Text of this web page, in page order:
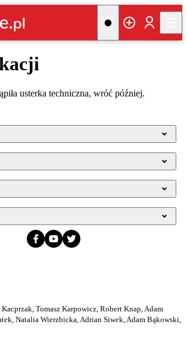
usterka techniczna, wróć później.
Kacprzak, Tomasz Karpowicz, Robert Knap, Adam
Natalia Wierzbicka, Adrian Siwek, Adam Bąkowski,